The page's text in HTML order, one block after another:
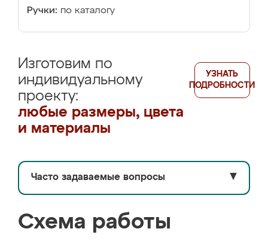
Ручки: по каталогу
Изготовим по
индивидуальному
проекту:
любые размеры, цвета
и материалы
УЗНАТЬ
ПОДРОБНОСТИ
Часто задаваемые вопросы ▼
Схема работы